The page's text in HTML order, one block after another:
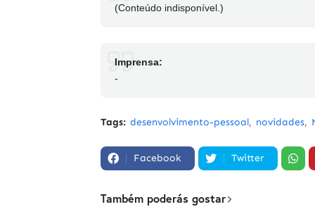
(Conteúdo indisponível.)
Imprensa:
-
Tags: desenvolvimento-pessoal novidades
Facebook Twitter
Também poderás gostar